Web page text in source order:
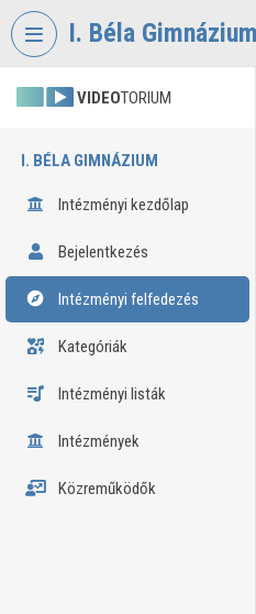
Fejléc kihagyása
I. Béla
VIDEOTORIUM
I. BÉLA GIMNÁZIUM
Intézményi kezdőlap
Bejelentkezés
Intézményi felfedezés
Kategóriák
Intézményi listák
Intézmények
Közreműködők